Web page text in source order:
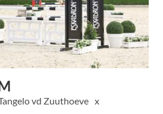
vd Zuuthoeve